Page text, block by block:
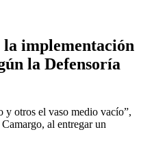
implementación
la Defensoría
y otros el vaso medio vacío”,
al entregar un